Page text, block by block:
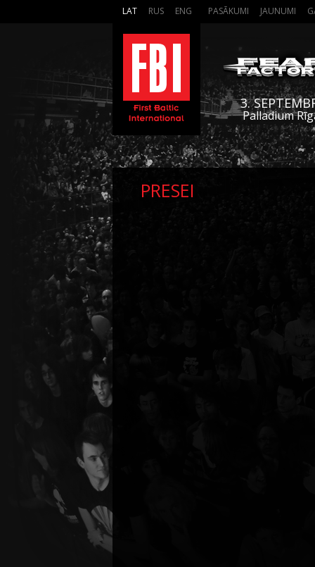
LAT RUS ENG PASĀKUMI JAUNUMI
3.
Palladium
PRESEI